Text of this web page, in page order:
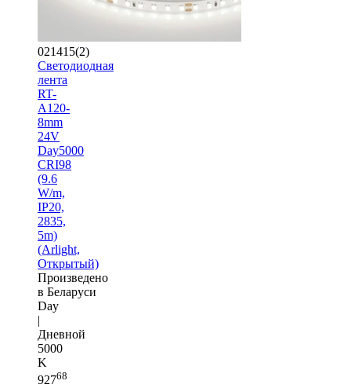
021415(2)
Светодиодная
лента
RT-
A120-
8mm
24V
Day5000
CRI98
(9.6
W/m,
IP20,
2835,
5m)
(Arlight,
Открытый)
Произведено
в Беларуси
Day
|
Дневной
5000
K
92768